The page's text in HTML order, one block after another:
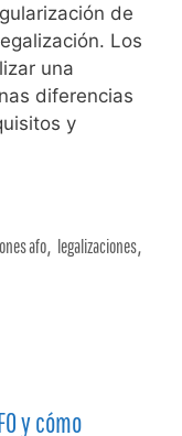
de
Los
una
diferencias
y
afo, legalizaciones,
y cómo